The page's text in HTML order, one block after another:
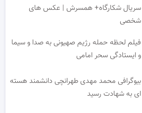
سریال شکارگاه+ همسرش | عکس های
شخصی
فیلم لحظه حمله رژیم صهیونی به صدا و سیما
و ایستادگی سحر امامی
بیوگرافی محمد مهدی طهرانچی دانشمند هسته
ای به شهادت رسید